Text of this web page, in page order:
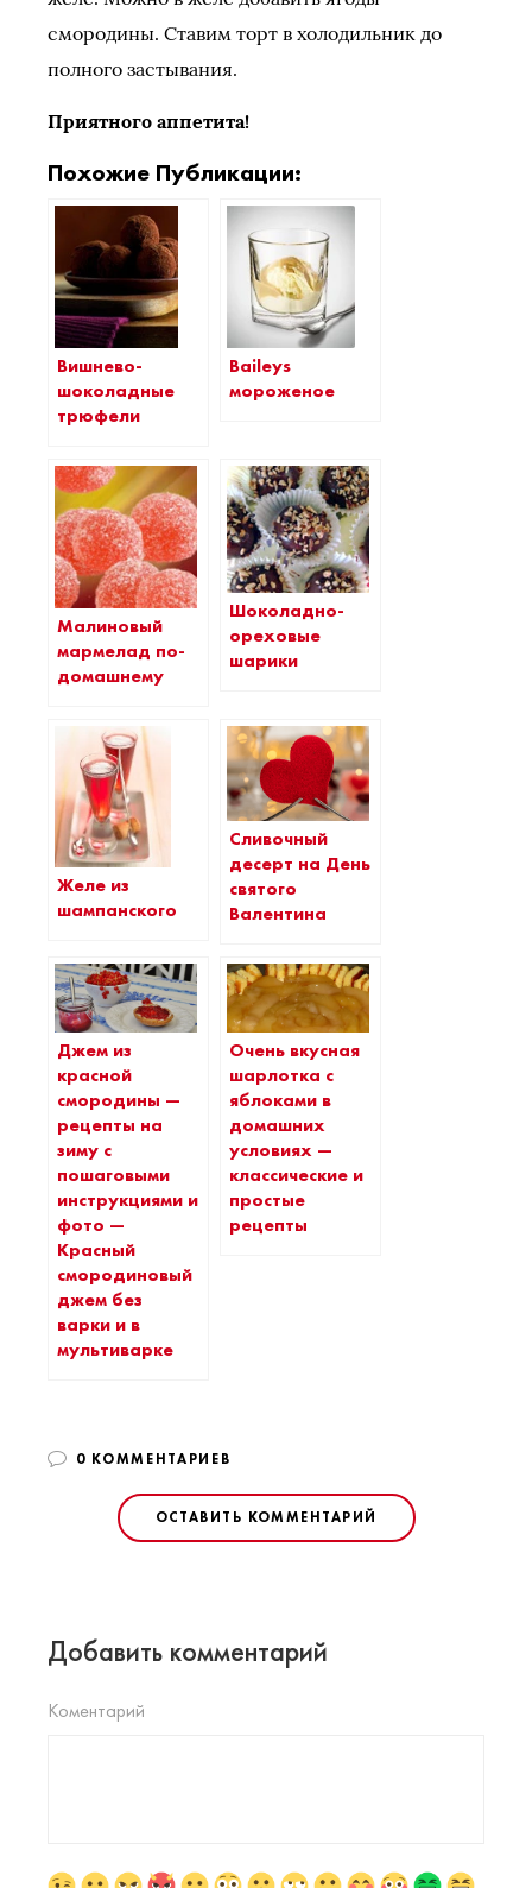
смородины. Ставим торт в холодильник до
полного застывания.
Приятного аппетита!
Похожие Публикации:
Вишнево-
шоколадные
трюфели
Baileys
мороженое
Малиновый
мармелад по-
домашнему
Шоколадно-
ореховые
шарики
Желе из
шампанского
Сливочный
десерт на День
святого
Валентина
Джем из
красной
смородины —
рецепты на
зиму с
пошаговыми
инструкциями и
фото —
Красный
смородиновый
джем без
варки и в
мультиварке
Очень вкусная
шарлотка с
яблоками в
домашних
условиях —
классические и
простые
рецепты
0 КОММЕНТАРИЕВ
ОСТАВИТЬ КОММЕНТАРИЙ
Добавить комментарий
Коментарий